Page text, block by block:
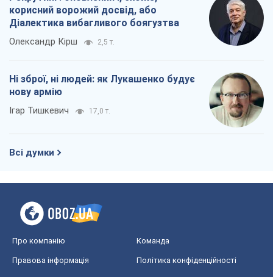
корисний ворожий досвід, або
Діалектика вибагливого боягузтва
Олександр Кірш 2,5 т.
Ні зброї, ні людей: як Лукашенко будує
нову армію
Ігар Тишкевич 17,0 т.
Всі думки
Про компанію Команда
Правова інформація Політика конфіденційності